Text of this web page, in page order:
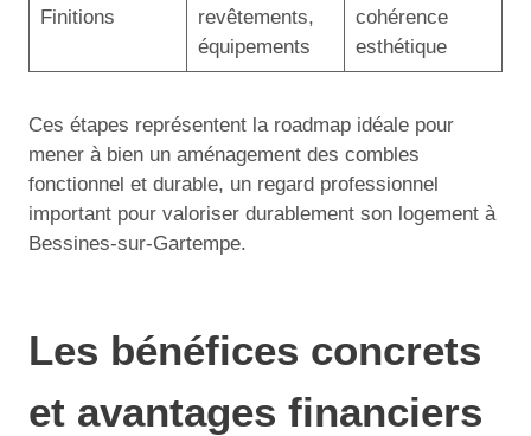
Finitions
revêtements,
équipements
cohérence
esthétique
Ces étapes représentent la roadmap idéale pour
mener à bien un aménagement des combles
fonctionnel et durable, un regard professionnel
important pour valoriser durablement son logement à
Bessines-sur-Gartempe.
Les bénéfices concrets
et avantages financiers